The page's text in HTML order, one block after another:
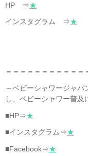
HP ⇒★
インスタグラム ⇒★
＝＝＝＝＝＝＝＝＝＝＝
～ベビーシャワージャ
し、ベビーシャワー普及
■HP⇒★
■インスタグラム⇒★
■Facebook⇒★